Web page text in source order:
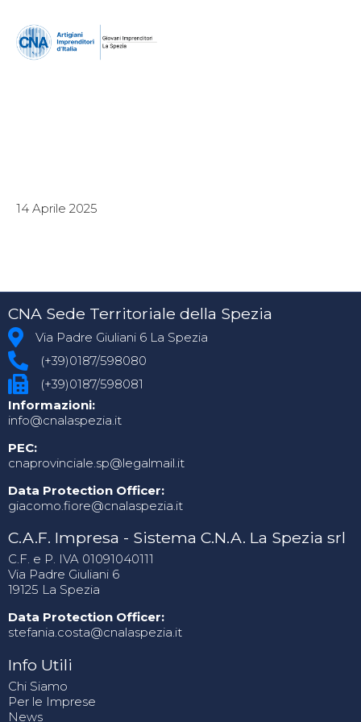
14 Aprile 2025
CNA Sede Territoriale della Spezia
Via Padre Giuliani 6 La Spezia
(+39)0187/598080
(+39)0187/598081
Informazioni:
info@cnalaspezia.it
PEC:
cnaprovinciale.sp@legalmail.it
Data Protection Officer:
giacomo.fiore@cnalaspezia.it
C.A.F. Impresa - Sistema C.N.A. La Spezia srl
C.F. e P. IVA 01091040111
Via Padre Giuliani 6
19125 La Spezia
Data Protection Officer:
stefania.costa@cnalaspezia.it
Info Utili
Chi Siamo
Per le Imprese
News